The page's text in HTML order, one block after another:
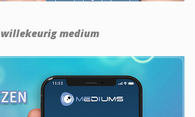
willekeurig medium